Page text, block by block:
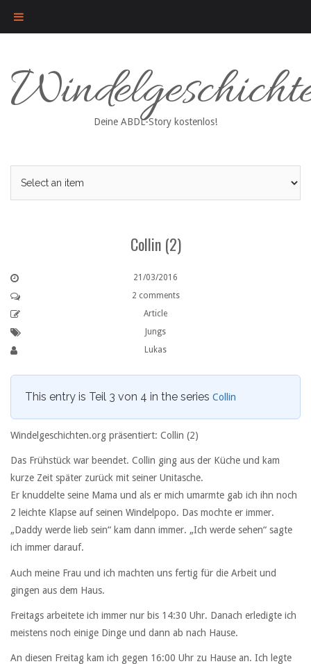
content
Deine ABDL-Story kostenlos!
Collin (2)
21/03/2016
2 comments
Article
Jungs
Lukas
This entry is Teil 3 von 4 in the series Collin
Windelgeschichten.org präsentiert: Collin (2)
Das Frühstück war beendet. Collin ging aus der Küche und kam
kurze Zeit später zurück mit seiner Unitasche.
Er knuddelte seine Mama und als er mich umarmte gab ich ihn noch
2 leichte Klapse auf seinen Windelpopo. Das mochte er immer.
„Daddy werde lieb sein“ kam dann immer. „Ich werde sehen“ sagte
ich immer darauf.
Auch meine Frau und ich machten uns fertig für die Arbeit und
gingen aus dem Haus.
Freitags arbeitete ich immer nur bis 14:30 Uhr. Danach erledigte ich
meistens noch einige Dinge und dann ab nach Hause.
An diesen Freitag kam ich gegen 16:00 Uhr zu Hause an. Ich legte